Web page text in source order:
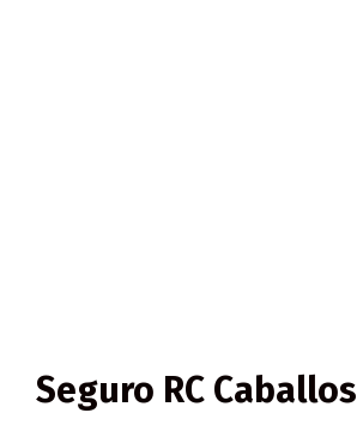
Seguro RC Caballos